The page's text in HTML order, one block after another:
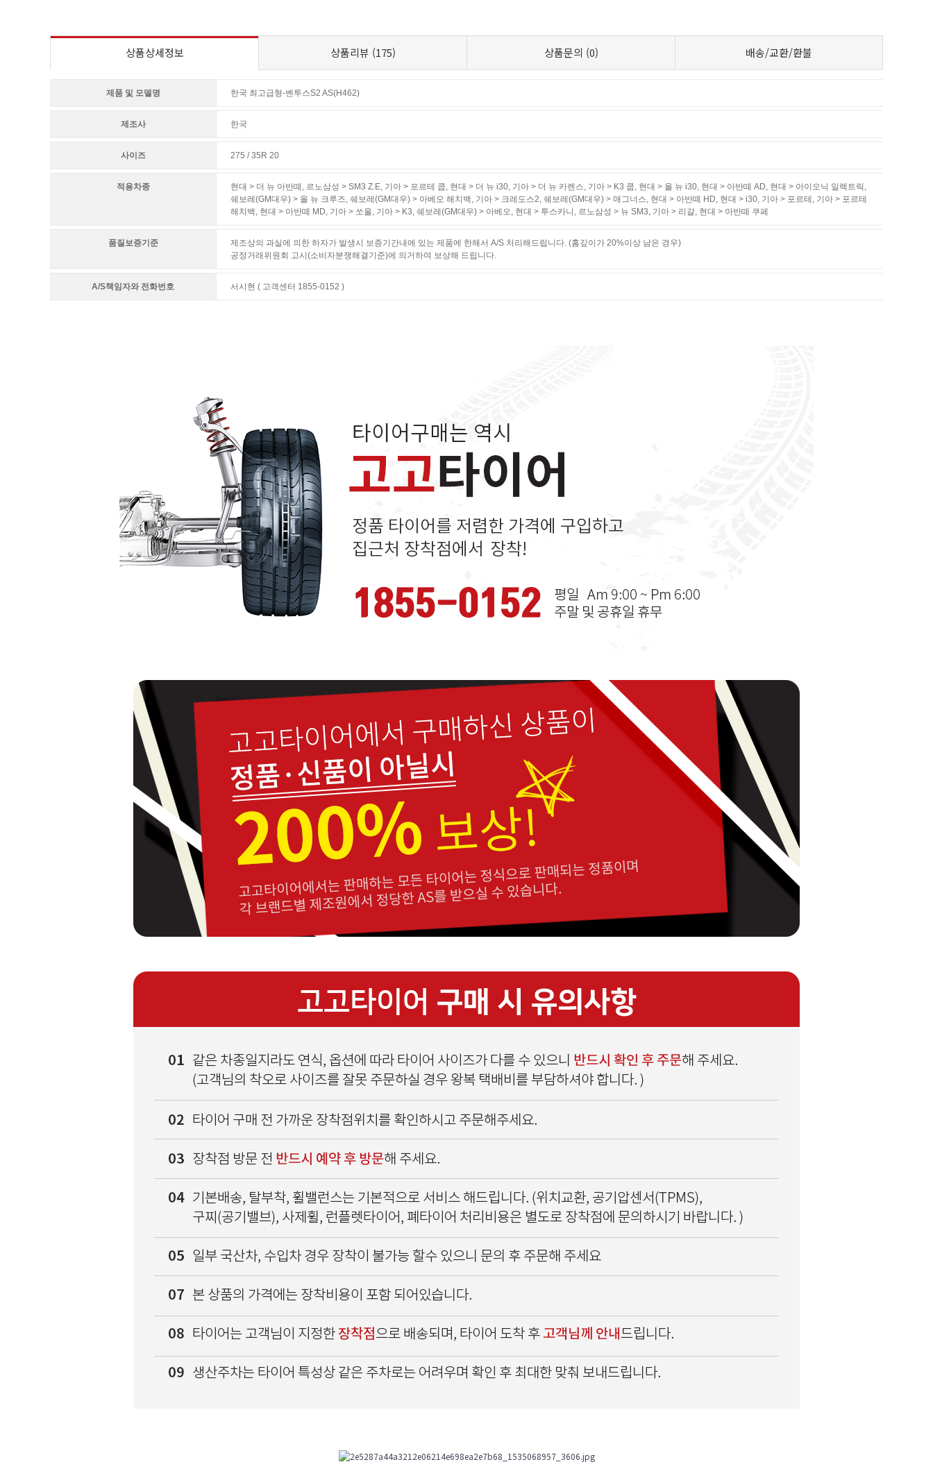
상품상세정보 상품리뷰 (175) 상품문의 (0) 배송/교환/환불
제품 및 모델명 한국 최고급형-벤투스S2 AS(H462)
제조사 한국
사이즈 275 / 35R 20
적용차종 현대 > 더 뉴 아반떼 , 르노삼성 > SM3 Z.E, 기아 > 포르테 쿱, 현대 > 더 뉴 i30, 기아 > 더 뉴 카렌스, 기아 > K3 쿱, 현대 > 올 뉴 i30, 현대 > 아반떼 AD, 현대 > 아이오닉 일렉트릭 ,
쉐보레(GM대우) > 올 뉴 크루즈, 쉐보레(GM대우) > 아베오 해치백 , 기아 > 크레도스2, 쉐보레(GM대우) > 매그너스, 현대 > 아반떼 HD, 현대 > i30, 기아 > 포르테 , 기아 > 포르테
해치백 , 현대 > 아반떼 MD, 기아 > 쏘울, 기아 > K3, 쉐보레(GM대우) > 아베오, 현대 > 투스카니 , 르노삼성 > 뉴 SM3, 기아 > 리갈, 현대 > 아반떼 쿠페
품질보증기준
제조상의 과실에 의한 하자가 발생시 보증기간내에 있는 제품에 한해서 A/S 처리해드립니다. (홈깊이가 20%이상 남은 경우)
공정거래위원회 고시(소비자분쟁해결기준)에 의거하여 보상해 드립니다.
A/S책임자와 전화번호 서시현 ( 고객센터 1855-0152 )